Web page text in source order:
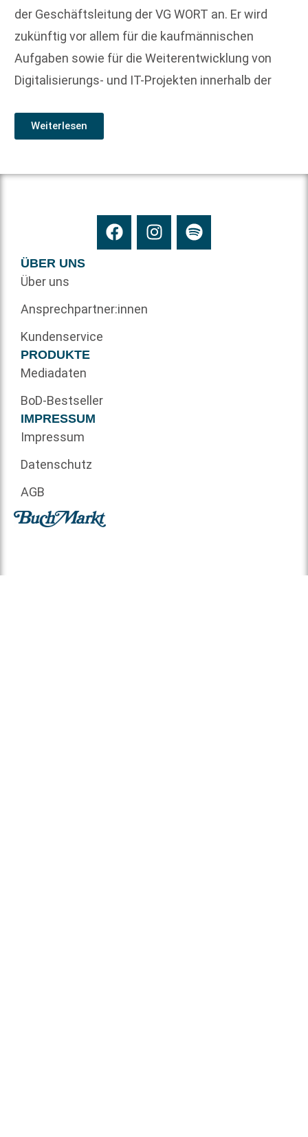
der Geschäftsleitung der VG WORT an. Er wird
zukünftig vor allem für die kaufmännischen
Aufgaben sowie für die Weiterentwicklung von
Digitalisierungs- und IT-Projekten innerhalb der
Weiterlesen
ÜBER UNS
Über uns
Ansprechpartner:innen
Kundenservice
PRODUKTE
Mediadaten
BoD-Bestseller
IMPRESSUM
Impressum
Datenschutz
AGB